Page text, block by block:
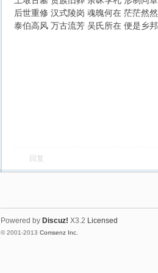
后世重修 汉式陵岗 魂魄何在 茫茫然然
泰伯高风 万古流芳 吴氏所在 便是乡邦
回复
Powered by Discuz! X3.2 Licensed
© 2001-2013 Comsenz Inc.